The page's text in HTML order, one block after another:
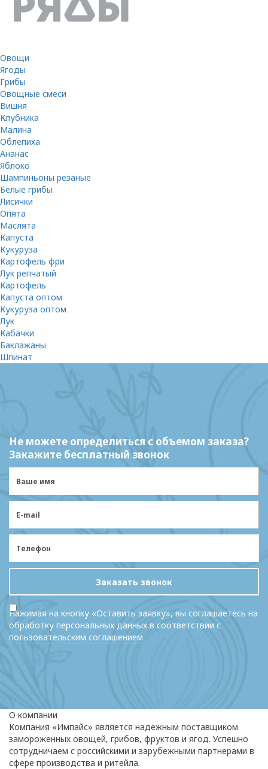
Овощи
Ягоды
Грибы
Овощные смеси
Вишня
Клубника
Малина
Облепиха
Ананас
Яблоко
Шампиньоны резаные
Белые грибы
Лисички
Опята
Маслята
Капуста
Кукуруза
Картофель фри
Лук репчатый
Картофель
Капуста оптом
Кукуруза оптом
Лук
Кабачки
Баклажаны
Шпинат
Не можете определиться с объемом заказа?
Закажите бесплатный звонок
Заказать звонок
Нажимая на кнопку «Оставить заявку», вы соглашаетесь на
обработку персональных данных в соответствии с
пользовательским соглашением
О компании
Компания «Импайс» является надежным поставщиком
замороженных овощей, грибов, фруктов и ягод. Успешно
сотрудничаем с российскими и зарубежными партнерами в
сфере производства и ритейла.